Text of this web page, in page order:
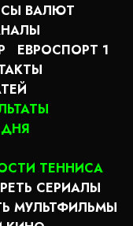
ВАЛЮТ
ЕВРОСПОРТ 1
ТЕННИСА
СЕРИАЛЫ
МУЛЬТФИЛЬМЫ